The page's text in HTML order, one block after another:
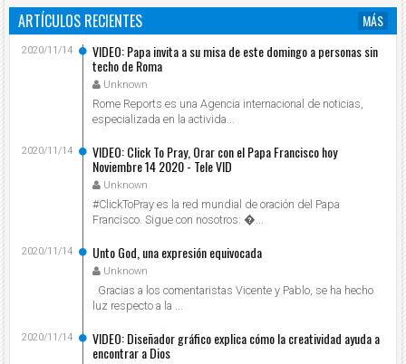
ARTÍCULOS RECIENTES
MÁS
VIDEO: Papa invita a su misa de este domingo a personas sin
techo de Roma
Unknown
2020/11/14
Rome Reports es una Agencia internacional de noticias,
especializada en la activida...
VIDEO: Click To Pray, Orar con el Papa Francisco hoy
Noviembre 14 2020 - Tele VID
Unknown
2020/11/14
#ClickToPray es la red mundial de oración del Papa
Francisco. Sigue con nosotros: ...
Unto God, una expresión equivocada
Unknown
2020/11/14
Gracias a los comentaristas Vicente y Pablo, se ha hecho
luz respecto a la ...
VIDEO: Diseñador gráfico explica cómo la creatividad ayuda a
encontrar a Dios
2020/11/14